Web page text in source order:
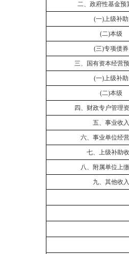
二、政府性基金预
(一)上级补助
(二)本级
(三)专项债券
三、国有资本经营
(一)上级补助
(二)本级
四、财政专户管理
五、事业收入
六、事业单位经
七、上级补助
八、附属单位上
九、其他收入